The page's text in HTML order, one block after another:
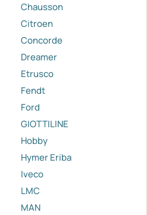
Chausson
Citroen
Concorde
Dreamer
Etrusco
Fendt
Ford
GIOTTILINE
Hobby
Hymer Eriba
Iveco
LMC
MAN